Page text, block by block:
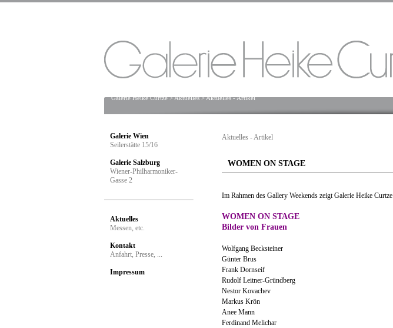
Galerie Heike Curtze>Aktuelles>Aktuelles - Artikel
Galerie Wien
Seilerstätte 15/16
Galerie Salzburg
Wiener-Philharmoniker-
Gasse 2
Aktuelles
Messen, etc.
Kontakt
Anfahrt, Presse, ...
Impressum
Aktuelles - Artikel
WOMEN ON STAGE
Im Rahmen des Gallery Weekends zeigt Galerie Heike Curtze
WOMEN ON STAGE
Bilder von Frauen
Wolfgang Becksteiner
Günter Brus
Frank Dornseif
Rudolf Leitner-Gründberg
Nestor Kovachev
Markus Krön
Anee Mann
Ferdinand Melichar